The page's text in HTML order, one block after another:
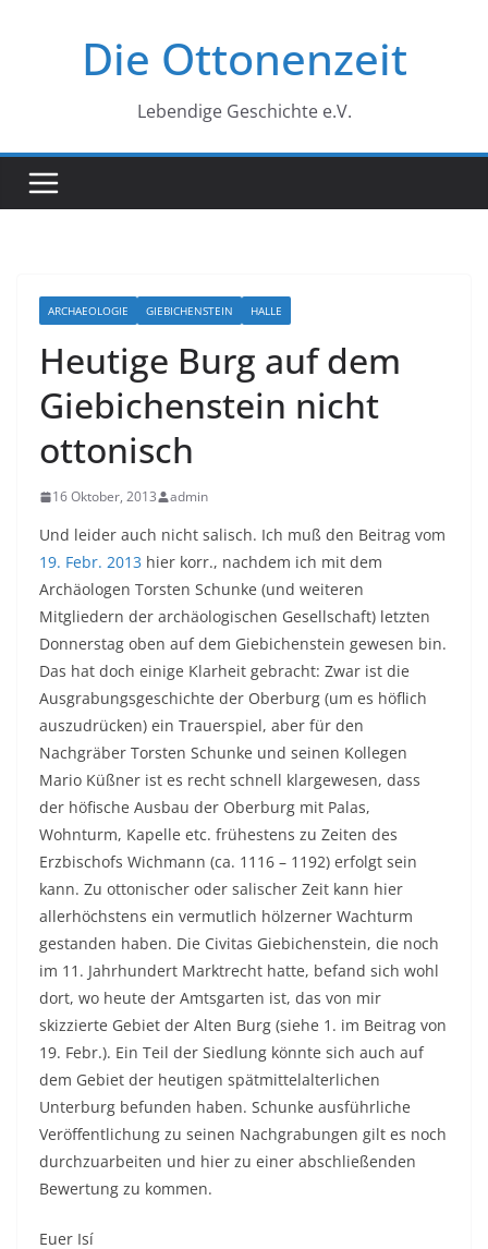
Die Ottonenzeit
Lebendige Geschichte e.V.
ARCHAEOLOGIE GIEBICHENSTEIN HALLE
Heutige Burg auf dem
Giebichenstein nicht
ottonisch
16 Oktober, 2013 admin
Und leider auch nicht salisch. Ich muß den Beitrag vom
19. Febr. 2013 hier korr., nachdem ich mit dem
Archäologen Torsten Schunke (und weiteren
Mitgliedern der archäologischen Gesellschaft) letzten
Donnerstag oben auf dem Giebichenstein gewesen bin.
Das hat doch einige Klarheit gebracht: Zwar ist die
Ausgrabungsgeschichte der Oberburg (um es höflich
auszudrücken) ein Trauerspiel, aber für den
Nachgräber Torsten Schunke und seinen Kollegen
Mario Küßner ist es recht schnell klargewesen, dass
der höfische Ausbau der Oberburg mit Palas,
Wohnturm, Kapelle etc. frühestens zu Zeiten des
Erzbischofs Wichmann (ca. 1116 – 1192) erfolgt sein
kann. Zu ottonischer oder salischer Zeit kann hier
allerhöchstens ein vermutlich hölzerner Wachturm
gestanden haben. Die Civitas Giebichenstein, die noch
im 11. Jahrhundert Marktrecht hatte, befand sich wohl
dort, wo heute der Amtsgarten ist, das von mir
skizzierte Gebiet der Alten Burg (siehe 1. im Beitrag von
19. Febr.). Ein Teil der Siedlung könnte sich auch auf
dem Gebiet der heutigen spätmittelalterlichen
Unterburg befunden haben. Schunke ausführliche
Veröffentlichung zu seinen Nachgrabungen gilt es noch
durchzuarbeiten und hier zu einer abschließenden
Bewertung zu kommen.
Euer Isí